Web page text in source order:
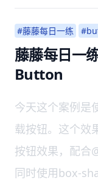
#藤藤每日一练
藤藤每日一
Button
今天这个案例是
载按钮。这个效
按钮效果，配合
同时使用box-